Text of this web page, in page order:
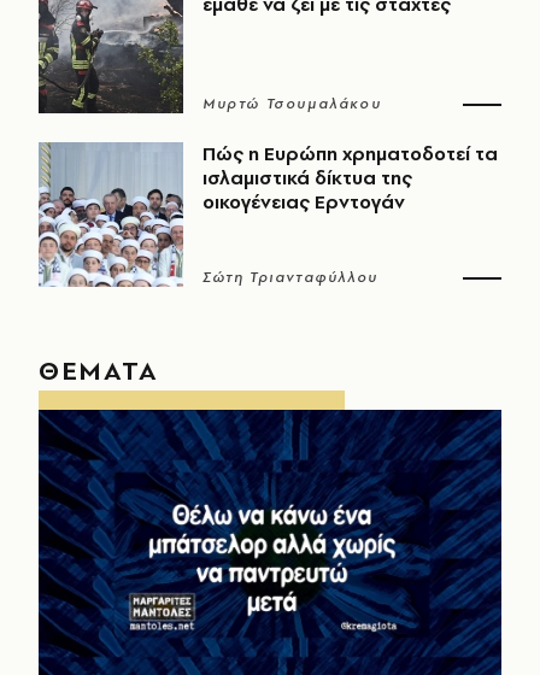
Μυρτώ Τσουμαλάκου
Πώς η Ευρώπη χρηματοδοτεί τα
ισλαμιστικά δίκτυα της
οικογένειας Ερντογάν
Σώτη Τριανταφύλλου
ΘΕΜΑΤΑ